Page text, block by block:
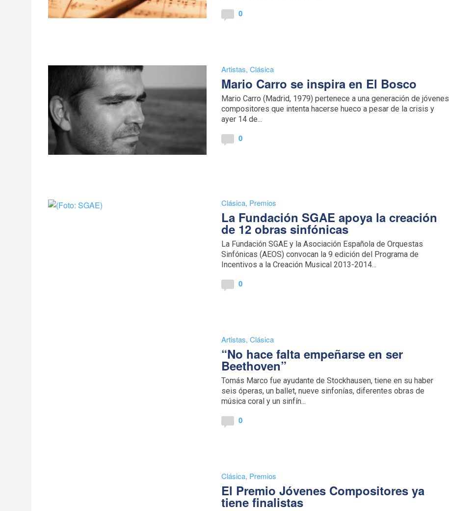
0
Artistas,Clásica
Mario Carro se inspira en El Bosco
Mario Carro (Madrid, 1979) pertenece a una generación de jóvenes
compositores que intenta hacerse hueco a pesar de la crisis y
ayer 14 de...
0
Clásica, Premios
La Fundación SGAE apoya la creación
de 12 obras sinfónicas
La Fundación SGAE y la Asociación Española de Orquestas
Sinfónicas (AEOS) convocan la 9 edición del Programa de
Incentivos a la Creación Musical 2013-2014...
0
Artistas,Clásica
“No hace falta empeñarse en ser
Beethoven”
Tomás Marco fue ayudante de Stockhausen, tiene en su haber
seis óperas, un ballet, nueve sinfonías, diferentes obras de
música coral y un sinfín...
0
Clásica, Premios
El Premio Jóvenes Compositores ya
tiene finalistas